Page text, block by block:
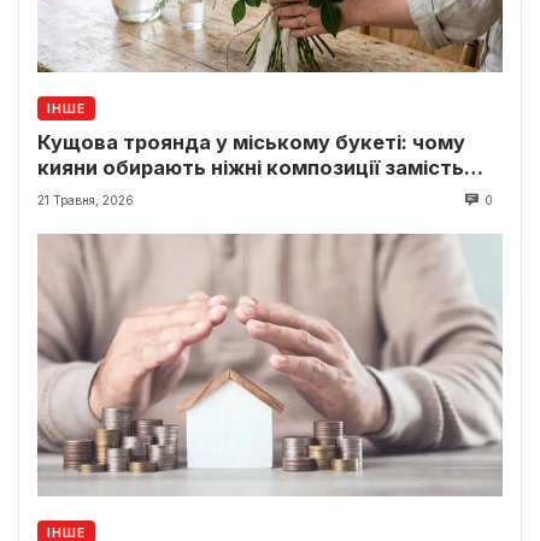
ІНШЕ
Кущова троянда у міському букеті: чому
кияни обирають ніжні композиції замість
класики
21 Травня, 2026 0
ІНШЕ